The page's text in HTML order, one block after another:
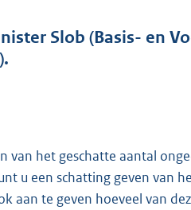
Slob (Basis- en
van het geschatte aantal
u een schatting geven van
aan te geven hoeveel van